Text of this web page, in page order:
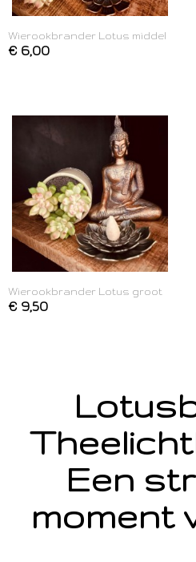
Wierookbrander Lotus middel
€ 6,00
Wierookbrander Lotus groot
€ 9,50
Een
moment